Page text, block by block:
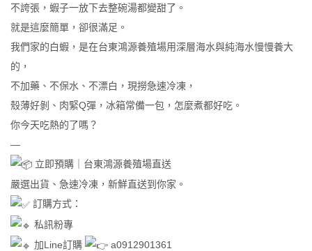
不誇張，蝦子一放下去整碗湯都變甜了。
就是這麼簡單，卻很滿足。
我們家的白蝦，是在台東鴻源養殖場用深層海水與純海水慢慢養大
的，
不加藥、不保水、不漂白，現撈急速冷凍，
殼薄好剝、肉緊Q彈，冰箱常備一包，怎麼煮都好吃。
你今天吃熱的了嗎？
—
立即預購｜台東鴻源養殖場直送
嚴選出貨、急速冷凍，新鮮直送到你家。
訂購方式：
私訊粉專
加Line訂購
a0912901361